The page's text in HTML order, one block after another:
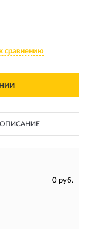
сравнению
ОПИСАНИЕ
0 руб.